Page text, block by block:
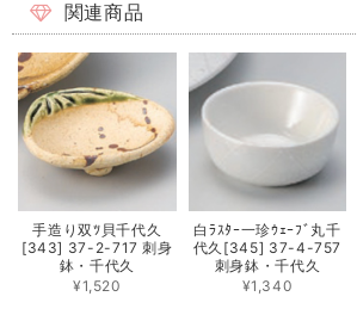
関連商品
手造り双ﾂ貝千代久
[343] 37-2-717 刺身
鉢・千代久
¥1,520
白ﾗｽﾀｰ一珍ｳｪｰﾌﾞ丸千
代久[345] 37-4-757
刺身鉢・千代久
¥1,340